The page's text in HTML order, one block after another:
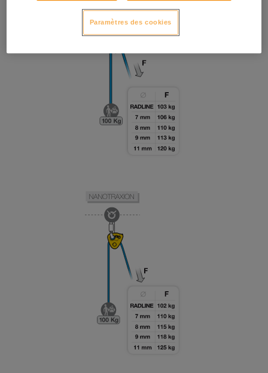
Paramètres des cookies